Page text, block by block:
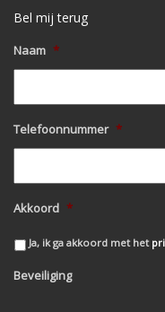
Bel mij terug
Naam *
Telefoonnummer *
Akkoord *
Ja, ik ga akkoord met het
Beveiliging